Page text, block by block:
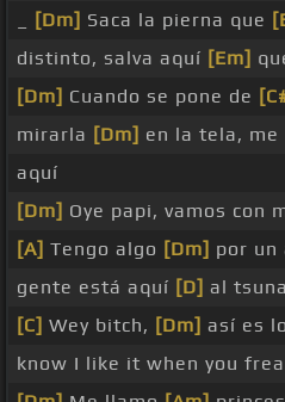
[Dm] Saca la pierna que
distinto, salva aquí [Em]
[Dm] Cuando se pone de
mirarla [Dm] en la tela, me
aquí
[Dm] Oye papi, vamos con
[A] Tengo algo [Dm] por un
gente está aquí [D] al
[C] Wey bitch, [Dm] así es
know I like it when you